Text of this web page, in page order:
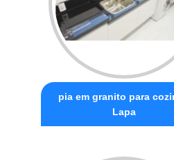
pia em granito para
Lapa